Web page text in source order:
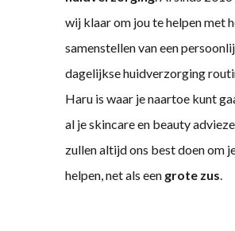
wij klaar om jou te helpen met
samenstellen van een
dagelijkse huidverzorging
Haru is waar je naartoe kunt
al je skincare en beauty
zullen altijd ons best doen om
helpen, net als een grote zus.